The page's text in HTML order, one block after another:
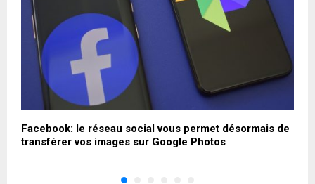
Facebook: le réseau social vous permet désormais de
transférer vos images sur Google Photos